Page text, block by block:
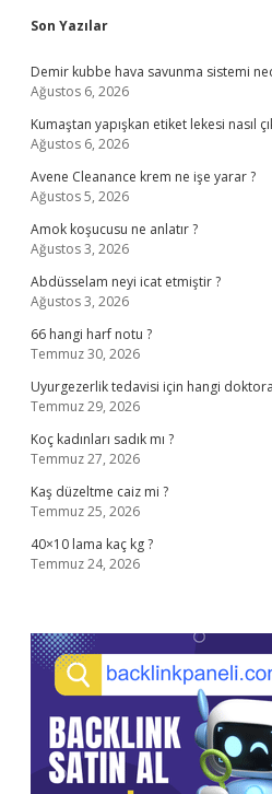
Sidebar
Son Yazılar
Demir kubbe hava savunma sistemi
Ağustos 6, 2026
Kumaştan yapışkan etiket lekesi nasıl
Ağustos 6, 2026
Avene Cleanance krem ne işe yarar ?
Ağustos 5, 2026
Amok koşucusu ne anlatır ?
Ağustos 3, 2026
Abdüsselam neyi icat etmiştir ?
Ağustos 3, 2026
66 hangi harf notu ?
Temmuz 30, 2026
Uyurgezerlik tedavisi için hangi
Temmuz 29, 2026
Koç kadınları sadık mı ?
Temmuz 27, 2026
Kaş düzeltme caiz mi ?
Temmuz 25, 2026
40×10 lama kaç kg ?
Temmuz 24, 2026